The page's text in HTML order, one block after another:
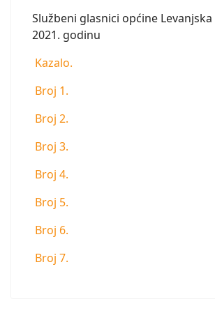
Službeni glasnici općine Levanjska
2021. godinu
Kazalo.
Broj 1.
Broj 2.
Broj 3.
Broj 4.
Broj 5.
Broj 6.
Broj 7.